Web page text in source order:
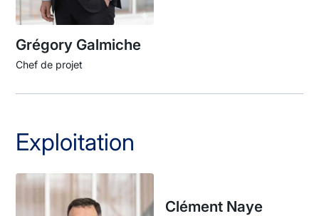
Grégory Galmiche
Chef de projet
Exploitation
Clément Naye